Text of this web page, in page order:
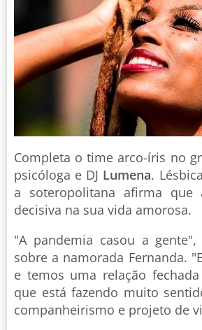
Completa o time arco-íris no
psicóloga e DJ Lumena.
a soteropolitana afirma que
decisiva na sua vida amorosa.
"A pandemia casou a
sobre a namorada Fernanda.
e temos uma relação
que está fazendo muito
companheirismo e projeto de